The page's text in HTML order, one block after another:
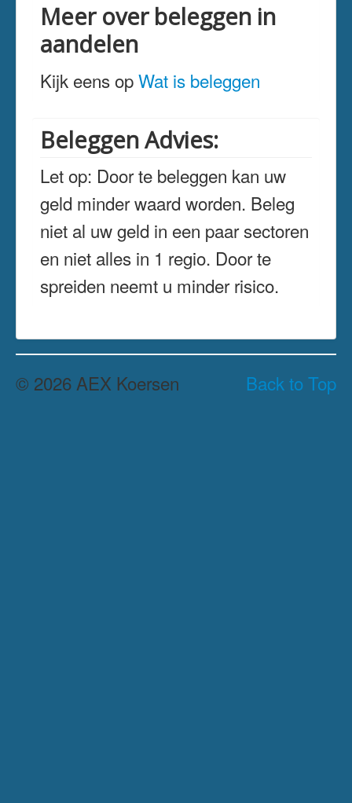
Meer over beleggen in
aandelen
Kijk eens opWat is beleggen
Beleggen Advies:
Let op: Door te beleggen kan uw
geld minder waard worden. Beleg
niet al uw geld in een paar sectoren
en niet alles in 1 regio. Door te
spreiden neemt u minder risico.
Back to Top
© 2026 AEX Koersen